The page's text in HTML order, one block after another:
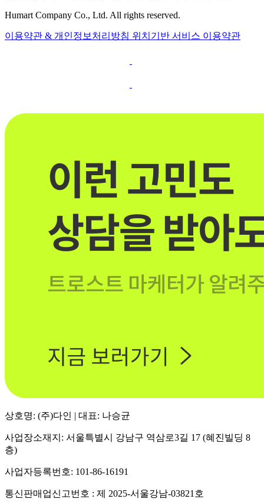
Humart Company Co., Ltd. All rights reserved.
이용약관 & 개인정보처리방침 위치기반 서비스 이용약관
상호명: (주)다인 | 대표: 나승균
사업장소재지: 서울특별시 강남구 역삼로3길 17 (혜진빌딩 8
층)
사업자등록번호: 101-86-16191
통신판매업신고번호 : 제 2025-서울강남-03821호